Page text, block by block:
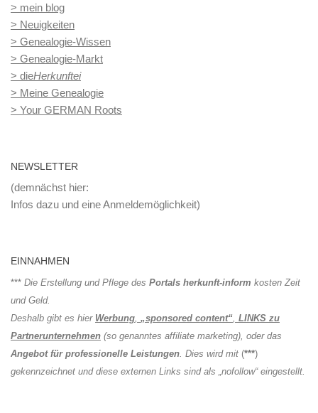
> mein blog
> Neuigkeiten
> Genealogie-Wissen
> Genealogie-Markt
> dieHerkunftei
> Meine Genealogie
> Your GERMAN Roots
NEWSLETTER
(demnächst hier:
Infos dazu und eine Anmeldemöglichkeit)
EINNAHMEN
*** Die Erstellung und Pflege des Portals herkunft-inform kosten Zeit
und Geld.
Deshalb gibt es hier Werbung „sponsored content“ LINKS zu
Partnerunternehmen (so genanntes affiliate marketing), oder das
Angebot für professionelle Leistungen . Dies wird mit (***)
gekennzeichnet und diese externen Links sind als „nofollow“ eingestellt.